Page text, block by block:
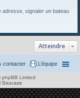
adresse, signaler un bateau
Atteindre
L’équipe
contacter
Limited
Soucaze